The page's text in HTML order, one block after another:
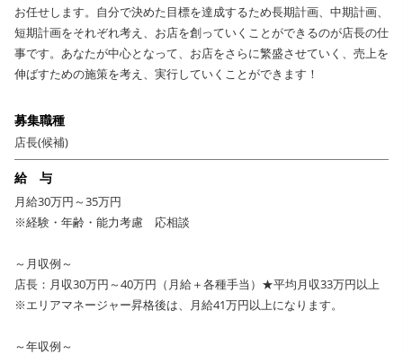
五苑マルシングループでは、全従業員を対象にした「セブンスター」制度
があります。
「身だしなみ・笑顔・正確さ・お客様満足」など7項目の★があり、5つ以
上の★を獲得するとサービスのスペシャリストとして認定されます。
「ミートアカデミー」、飲食店の運営方法など専門的に学ぶことができる
「K&Kスクール」などの受講も可能ですよ。
お任せします。自分で決めた目標を達成するため長期計画、中期計画、
短期計画をそれぞれ考え、お店を創っていくことができるのが店長の仕
事です。あなたが中心となって、お店をさらに繁盛させていく、売上を
伸ばすための施策を考え、実行していくことができます！
募集職種
店長(候補)
給 与
月給30万円～35万円
※経験・年齢・能力考慮 応相談
～月収例～
店長：月収30万円～40万円（月給＋各種手当）★平均月収33万円以上
※エリアマネージャー昇格後は、月給41万円以上になります。
～年収例～